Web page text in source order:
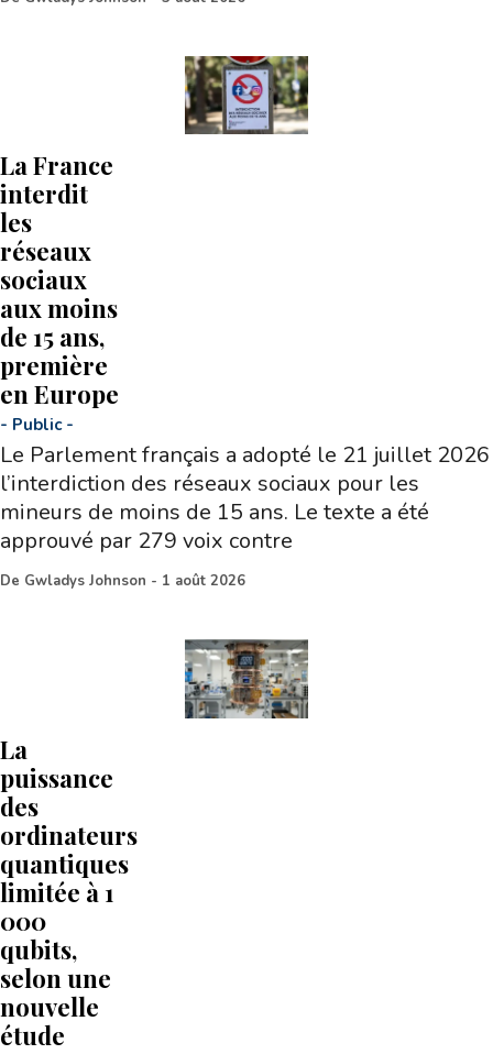
La France
interdit
les
réseaux
sociaux
aux moins
de 15 ans,
première
en Europe
- Public-
Le Parlement français a adopté le 21 juillet 2026
l’interdiction des réseaux sociaux pour les
mineurs de moins de 15 ans. Le texte a été
approuvé par 279 voix contre
De Gwladys Johnson - 1 août 2026
La
puissance
des
ordinateurs
quantiques
limitée à 1
000
qubits,
selon une
nouvelle
étude